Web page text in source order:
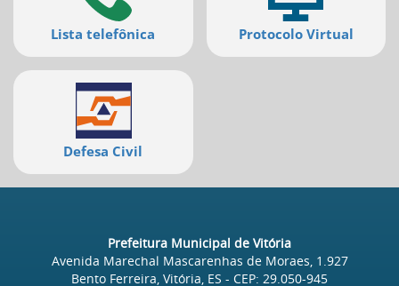
Lista telefônica Protocolo Virtual
Defesa Civil
Prefeitura Municipal de Vitória
Avenida Marechal Mascarenhas de Moraes, 1.927
Bento Ferreira, Vitória, ES - CEP: 29.050-945